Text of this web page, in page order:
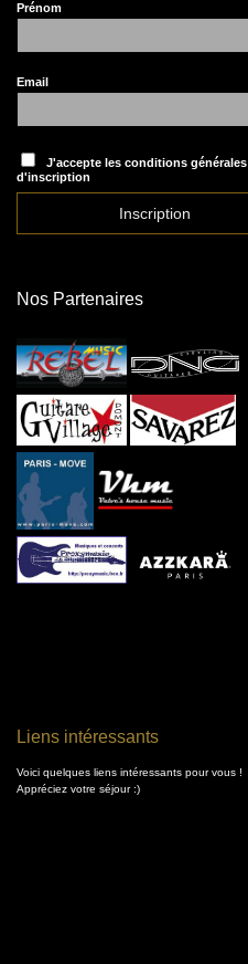
Prénom
Email
J'accepte les conditions générales
d'inscription
Nos Partenaires
Liens intéressants
Voici quelques liens intéressants pour vous !
Appréciez votre séjour :)